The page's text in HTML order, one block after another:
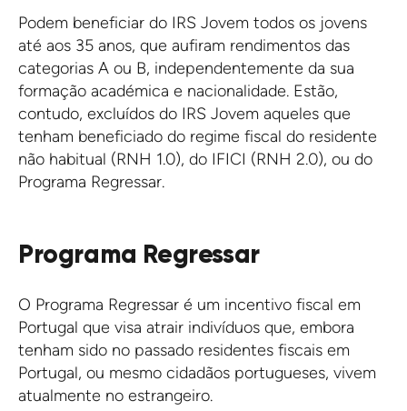
Podem beneficiar do IRS Jovem todos os jovens
até aos 35 anos, que aufiram rendimentos das
categorias A ou B, independentemente da sua
formação académica e nacionalidade. Estão,
contudo, excluídos do IRS Jovem aqueles que
tenham beneficiado do regime fiscal do residente
não habitual (RNH 1.0), do IFICI (RNH 2.0), ou do
Programa Regressar.
Programa Regressar
O Programa Regressar é um incentivo fiscal em
Portugal que visa atrair indivíduos que, embora
tenham sido no passado residentes fiscais em
Portugal, ou mesmo cidadãos portugueses, vivem
atualmente no estrangeiro.